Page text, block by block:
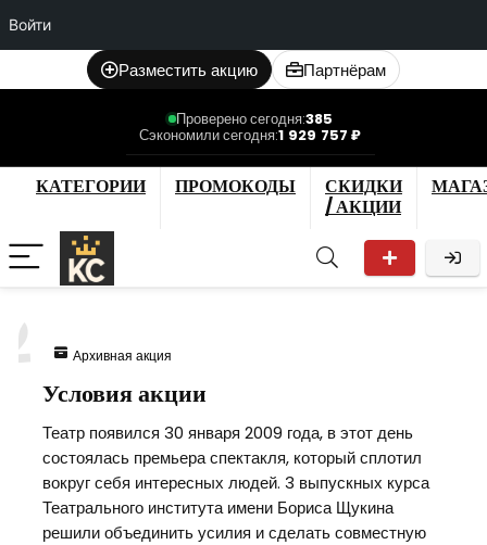
Войти
Разместить акцию Партнёрам
Проверено сегодня:385
Сэкономили сегодня:1 929 757 ₽
КАТЕГОРИИ ПРОМОКОДЫ
СКИДКИ
/ АКЦИИ
Архивная акция
Условия акции
Театр появился 30 января 2009 года, в этот день
состоялась премьера спектакля, который сплотил
вокруг себя интересных людей. 3 выпускных курса
Театрального института имени Бориса Щукина
решили объединить усилия и сделать совместную